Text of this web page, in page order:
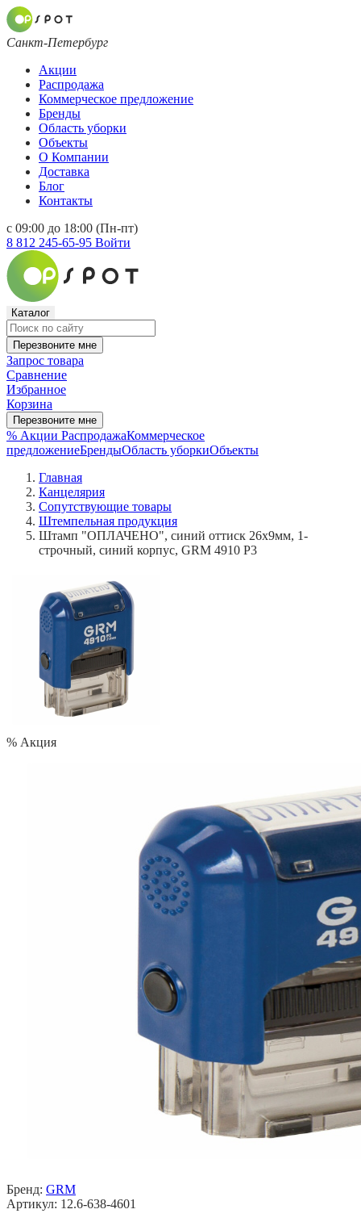
Санкт-Петербург
Акции
Распродажа
Коммерческое предложение
Бренды
Область уборки
Объекты
О Компании
Доставка
Блог
Контакты
с 09:00 до 18:00 (Пн-пт)
8 812 245-65-95 Войти
Каталог
Перезвоните мне
Запрос товара
Сравнение
Избранное
Корзина
Перезвоните мне
% Акции РаспродажаКоммерческое
предложениеБрендыОбласть уборкиОбъекты
Главная
Канцелярия
Сопутствующие товары
Штемпельная продукция
Штамп "ОПЛАЧЕНО", синий оттиск 26х9мм, 1-
строчный, синий корпус, GRM 4910 Р3
% Акция
Бренд: GRM
Артикул: 12.6-638-4601